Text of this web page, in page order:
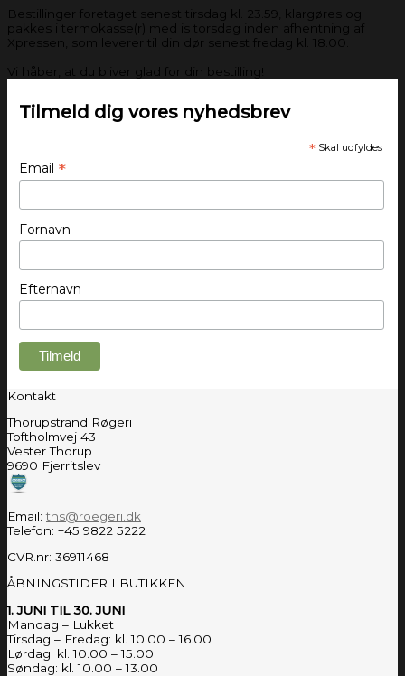
Bestillinger foretaget senest tirsdag kl. 23.59, klargøres og
pakkes i termokasse(r) med is torsdag inden afhentning af
Xpressen, som leverer til din dør senest fredag kl. 18.00.
Vi håber, at du bliver glad for din bestilling!
Tilmeld dig vores nyhedsbrev
* Skal udfyldes
Email *
Fornavn
Efternavn
Kontakt
Thorupstrand Røgeri
Toftholmvej 43
Vester Thorup
9690 Fjerritslev
Email:ths@roegeri.dk
Telefon: +45 9822 5222
CVR.nr: 36911468
ÅBNINGSTIDER I BUTIKKEN
1. JUNI TIL 30. JUNI
Mandag – Lukket
Tirsdag – Fredag: kl. 10.00 – 16.00
Lørdag: kl. 10.00 – 15.00
Søndag: kl. 10.00 – 13.00